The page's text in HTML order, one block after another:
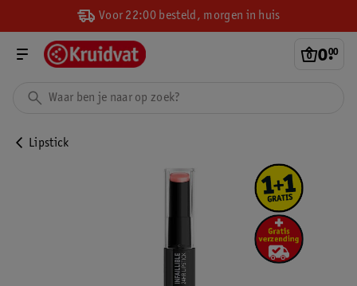
Voor 22:00 besteld, morgen in huis
0.
00
Lipstick